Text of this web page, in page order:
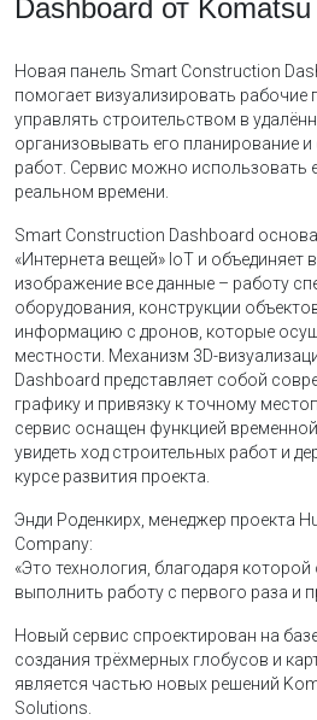
Dashboard от Komatsu
Новая панель Smart Construction
помогает визуализировать
управлять строительством в
организовывать его планирование
работ. Сервис можно использовать
реальном времени.
Smart Construction Dashboard
«Интернета вещей» IoT и объединяет
изображение все данные – работу
оборудования, конструкции
информацию с дронов, которые
местности. Механизм 3D-
Dashboard представляет собой
графику и привязку к точному
сервис оснащен функцией
увидеть ход строительных работ и
курсе развития проекта.
Энди Роденкирх, менеджер проекта
Company:
«Это технология, благодаря
выполнить работу с первого раза и
Новый сервис спроектирован на
создания трёхмерных глобусов и
является частью новых решений
Solutions.